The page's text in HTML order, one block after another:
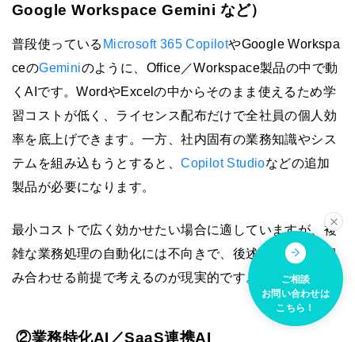
Google Workspace Gemini など）
普段使っている Microsoft 365 CopilotやGoogle Workspa
ceのGeminiのように、Office／Workspace製品の中で動
くAIです。WordやExcelの中からそのまま使えるため学
習コストが低く、ライセンス配布だけで全社員の個人効
率を底上げできます。一方、社内固有の業務知識やシス
テムを組み込もうとすると、Copilot Studioなどの追加
製品が必要になります。
最小コストで広く効かせたい場合に適していますが、複
雑な業務処理の自動化には不向きで、後述の②や③と組
み合わせる前提で考えるのが現実的です。
②業務特化AI／SaaS連携AI
ご相談
お問い合わせは
こちら！